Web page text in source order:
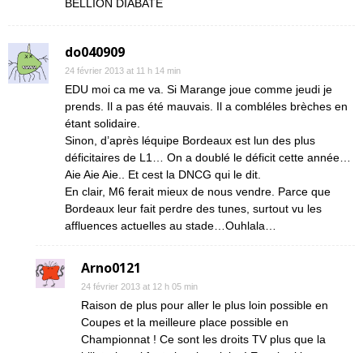
BELLION DIABATE
do040909
24 février 2013 at 11 h 14 min
EDU moi ca me va. Si Marange joue comme jeudi je
prends. Il a pas été mauvais. Il a combléles brèches en
étant solidaire.
Sinon, d’après léquipe Bordeaux est lun des plus
déficitaires de L1… On a doublé le déficit cette année…
Aie Aie Aie.. Et cest la DNCG qui le dit.
En clair, M6 ferait mieux de nous vendre. Parce que
Bordeaux leur fait perdre des tunes, surtout vu les
affluences actuelles au stade…Ouhlala…
Arno0121
24 février 2013 at 12 h 05 min
Raison de plus pour aller le plus loin possible en
Coupes et la meilleure place possible en
Championnat ! Ce sont les droits TV plus que la